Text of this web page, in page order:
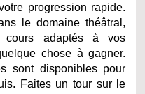
progression rapide.
le domaine théâtral,
cours adaptés à vos
chose à gagner.
sont disponibles pour
Faites un tour sur le